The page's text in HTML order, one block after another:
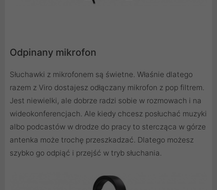
Odpinany mikrofon
Słuchawki z mikrofonem są świetne. Właśnie dlatego
razem z Viro dostajesz odłączany mikrofon z pop filtrem.
Jest niewielki, ale dobrze radzi sobie w rozmowach i na
wideokonferencjach. Ale kiedy chcesz posłuchać muzyki
albo podcastów w drodze do pracy to stercząca w górze
antenka może trochę przeszkadzać. Dlatego możesz
szybko go odpiąć i przejść w tryb słuchania.